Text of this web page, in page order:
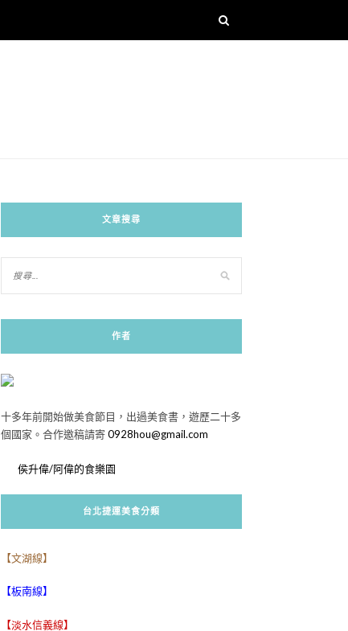
文章搜尋
作者
十多年前開始做美食節目，出過美食書，遊歷二十多
個國家。合作邀稿請寄0928hou@gmail.com
侯升偉/阿偉的食樂園
台北捷運美食分類
【文湖線】
【板南線】
【淡水信義線】